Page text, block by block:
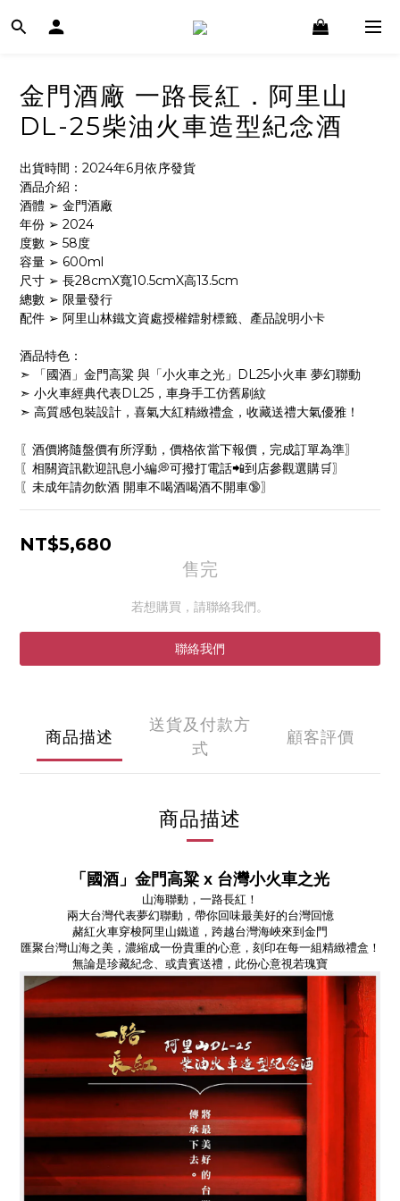
金門酒廠 一路長紅．阿里山
DL-25柴油火車造型紀念酒
出貨時間：2024年6月依序發貨
酒品介紹：
酒體 ➢ 金門酒廠
年份 ➢ 2024
度數 ➢ 58度
容量 ➢ 600ml
尺寸 ➢ 長28cmX寬10.5cmX高13.5cm
總數 ➢ 限量發行
配件 ➢ 阿里山林鐵文資處授權鐳射標籤、產品說明小卡
酒品特色：
➣ 「國酒」金門高粱 與「小火車之光」DL25小火車 夢幻聯動
➣ 小火車經典代表DL25，車身手工仿舊刷紋
➣ 高質感包裝設計，喜氣大紅精緻禮盒，收藏送禮大氣優雅！
〖酒價將隨盤價有所浮動，價格依當下報價，完成訂單為準〗
〖相關資訊歡迎訊息小編💭可撥打電話📲到店參觀選購🛒〗
〖未成年請勿飲酒 開車不喝酒喝酒不開車🔞〗
NT$5,680
售完
若想購買，請聯絡我們。
聯絡我們
商品描述
送貨及付款方
式
顧客評價
商品描述
「國酒」金門高粱 x 台灣小火車之光
山海聯動，一路長紅！
兩大台灣代表夢幻聯動，帶你回味最美好的台灣回憶
赭紅火車穿梭阿里山鐵道，跨越台灣海峽來到金門
匯聚台灣山海之美，濃縮成一份貴重的心意，刻印在每一組精緻禮盒！
無論是珍藏紀念、或貴賓送禮，此份心意視若瑰寶